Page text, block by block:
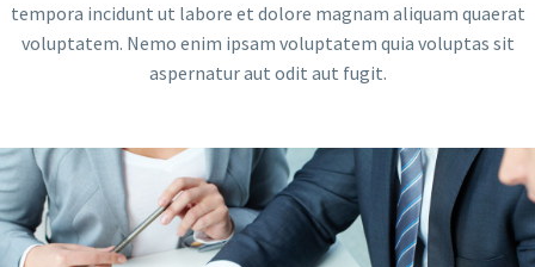
tempora incidunt ut labore et dolore magnam aliquam quaerat
voluptatem. Nemo enim ipsam voluptatem quia voluptas sit
aspernatur aut odit aut fugit.